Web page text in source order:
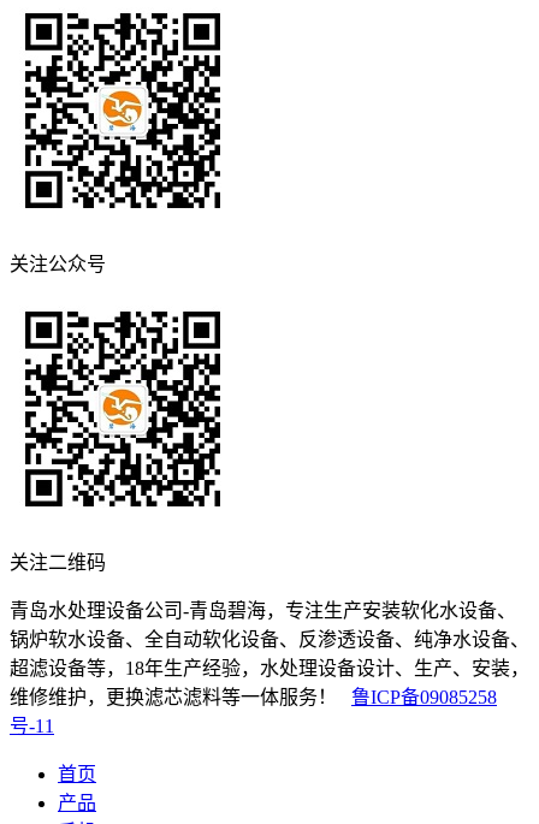
关注公众号
关注二维码
青岛水处理设备公司-青岛碧海，专注生产安装软化水设备、
锅炉软水设备、全自动软化设备、反渗透设备、纯净水设备、
超滤设备等，18年生产经验，水处理设备设计、生产、安装，
维修维护，更换滤芯滤料等一体服务！ 鲁ICP备09085258
号-11
首页
产品